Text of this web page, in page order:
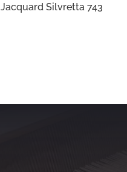
Jacquard Silvretta 743